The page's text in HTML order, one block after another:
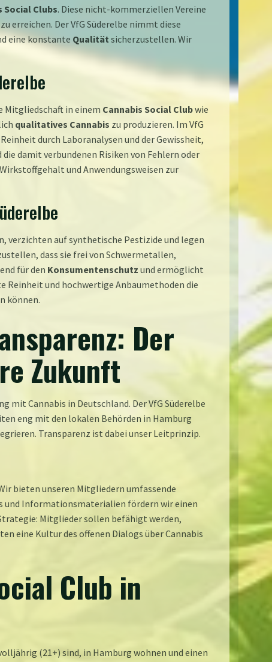
Social Clubs. Diese nicht-kommerziellen Vereine
erreichen. Der VfG Süderelbe nimmt diese
eine konstante Qualität sicherzustellen. Wir
Mitgliedschaft in einem Cannabis Social Clubwie
qualitatives Cannabis zu produzieren. Im VfG
durch Laboranalysen und der Gewissheit,
damit verbundenen Risiken von Fehlern oder
und Anwendungsweisen zur
verzichten auf synthetische Pestizide und legen
dass sie frei von Schwermetallen,
für den Konsumentenschutz und ermöglicht
Reinheit und hochwertige Anbaumethoden die
können.
Der
Zukunft
mit Cannabis in Deutschland. Der VfG Süderelbe
eng mit den lokalen Behörden in Hamburg
Transparenz ist dabei unser Leitprinzip.
bieten unseren Mitgliedern umfassende
und Informationsmaterialien fördern wir einen
Mitglieder sollen befähigt werden,
eine Kultur des offenen Dialogs über Cannabis
Club in
(21+) sind, in Hamburg wohnen und einen